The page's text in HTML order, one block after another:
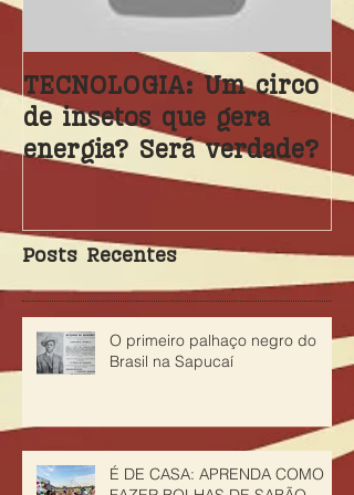
TECNOLOGIA: Um circo
de insetos que gera
energia? Será verdade?
Posts Recentes
O primeiro palhaço negro do
Brasil na Sapucaí
É DE CASA: APRENDA COMO